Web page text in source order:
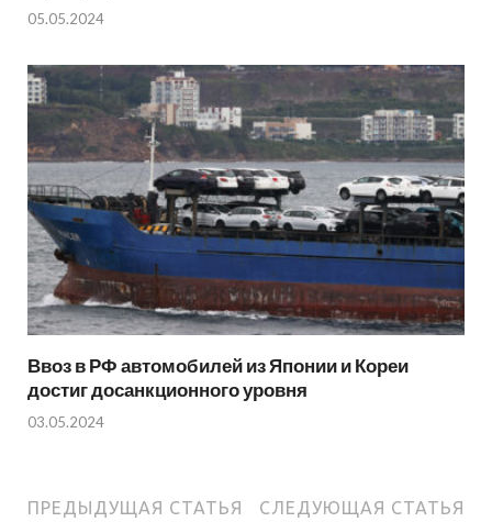
05.05.2024
Ввоз в РФ автомобилей из Японии и Кореи
достиг досанкционного уровня
03.05.2024
ПРЕДЫДУЩАЯ СТАТЬЯ СЛЕДУЮЩАЯ СТАТЬЯ